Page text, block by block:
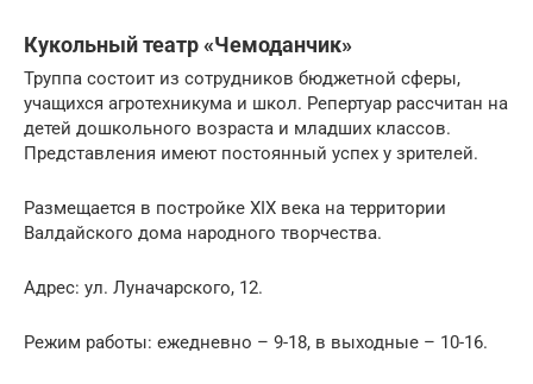
Кукольный театр «Чемоданчик»
Труппа состоит из сотрудников бюджетной сферы,
учащихся агротехникума и школ. Репертуар рассчитан на
детей дошкольного возраста и младших классов.
Представления имеют постоянный успех у зрителей.
Размещается в постройке XIX века на территории
Валдайского дома народного творчества.
Адрес: ул. Луначарского, 12.
Режим работы: ежедневно – 9-18, в выходные – 10-16.